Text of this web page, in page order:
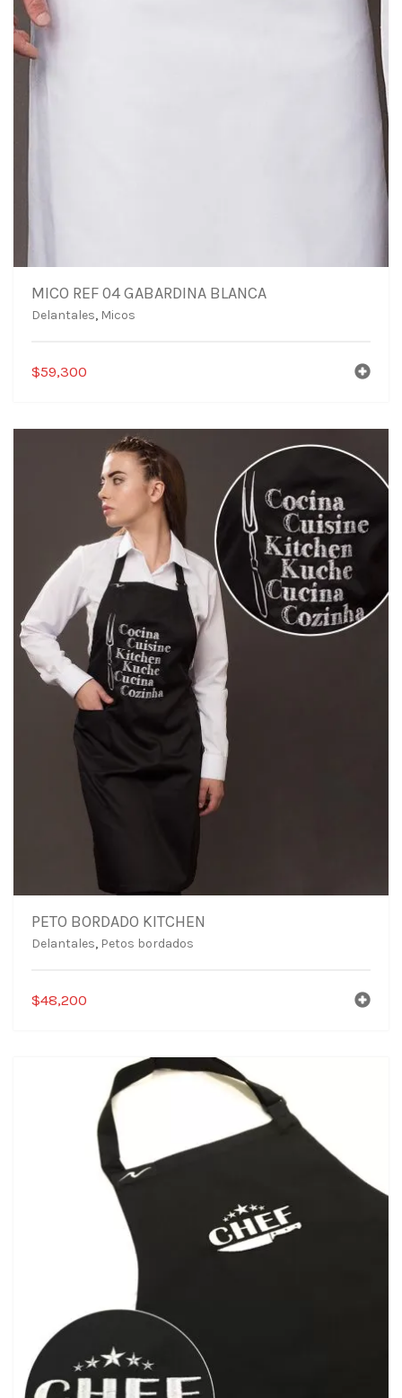
MICO REF 04 GABARDINA BLANCA
Delantales, Micos
$59,300
PETO BORDADO KITCHEN
Delantales, Petos bordados
$48,200